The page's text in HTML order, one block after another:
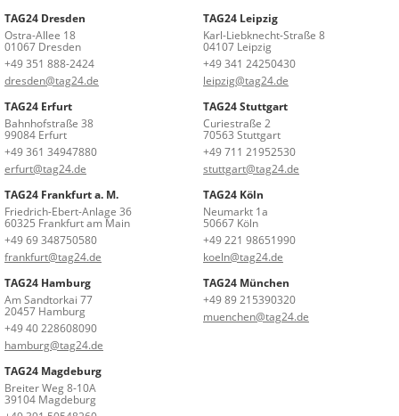
TAG24 Dresden
Ostra-Allee 18
01067 Dresden
+49 351 888-2424
dresden@tag24.de
TAG24 Leipzig
Karl-Liebknecht-Straße 8
04107 Leipzig
+49 341 24250430
leipzig@tag24.de
TAG24 Erfurt
Bahnhofstraße 38
99084 Erfurt
+49 361 34947880
erfurt@tag24.de
TAG24 Stuttgart
Curiestraße 2
70563 Stuttgart
+49 711 21952530
stuttgart@tag24.de
TAG24 Frankfurt a. M.
Friedrich-Ebert-Anlage 36
60325 Frankfurt am Main
+49 69 348750580
frankfurt@tag24.de
TAG24 Köln
Neumarkt 1a
50667 Köln
+49 221 98651990
koeln@tag24.de
TAG24 Hamburg
Am Sandtorkai 77
20457 Hamburg
+49 40 228608090
hamburg@tag24.de
TAG24 München
+49 89 215390320
muenchen@tag24.de
TAG24 Magdeburg
Breiter Weg 8-10A
39104 Magdeburg